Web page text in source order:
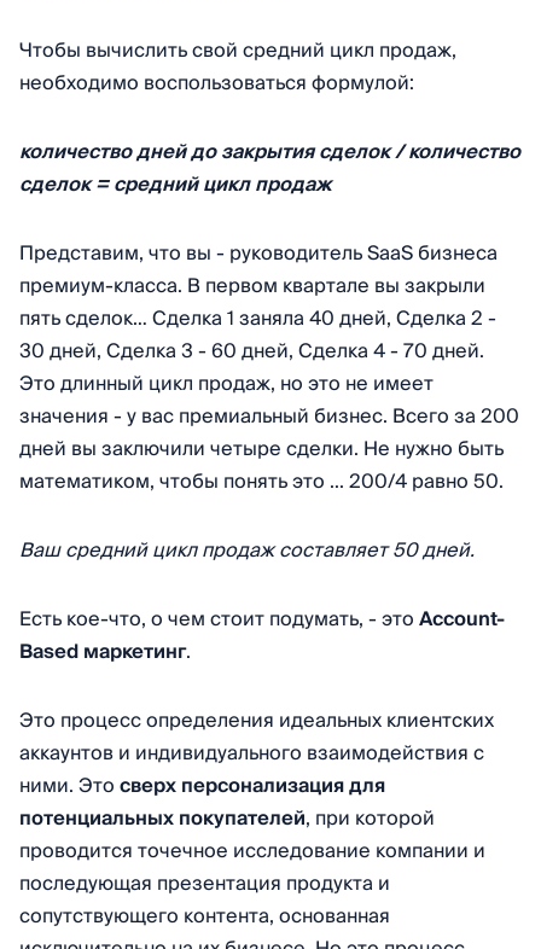
Чтобы вычислить свой средний цикл продаж,
необходимо воспользоваться формулой:
количество дней до закрытия сделок / количество
сделок = средний цикл продаж
Представим, что вы - руководитель SaaS бизнеса
премиум-класса. В первом квартале вы закрыли
пять сделок… Сделка 1 заняла 40 дней, Сделка 2 -
30 дней, Сделка 3 - 60 дней, Сделка 4 - 70 дней.
Это длинный цикл продаж, но это не имеет
значения - у вас премиальный бизнес. Всего за 200
дней вы заключили четыре сделки. Не нужно быть
математиком, чтобы понять это ... 200/4 равно 50.
Ваш средний цикл продаж составляет 50 дней.
Есть кое-что, о чем стоит подумать, - этоAccount-
Based маркетинг.
Это процесс определения идеальных клиентских
аккаунтов и индивидуального взаимодействия с
ними.Этосверх персонализация для
потенциальных покупателей, при которой
проводится точечное исследование компании и
последующая презентация продукта и
сопутствующего контента, основанная